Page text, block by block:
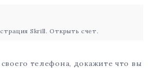
Skrill. Открыть счет.
телефона, докажите что вы